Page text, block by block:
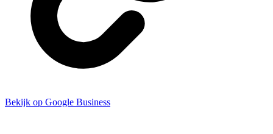
Bekijk op Google Business